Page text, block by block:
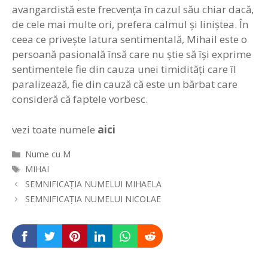
avangardistă este frecvenţa în cazul său chiar dacă,
de cele mai multe ori, prefera calmul şi liniştea. În
ceea ce priveşte latura sentimentală, Mihail este o
persoană pasională însă care nu ştie să îşi exprime
sentimentele fie din cauza unei timidităţi care îl
paralizează, fie din cauză că este un bărbat care
consideră că faptele vorbesc.
vezi toate numele aici
Categorii
Nume cu M
Etichete
MIHAI
Navigare
în
SEMNIFICAȚIA NUMELUI MIHAELA
SEMNIFICAȚIA NUMELUI NICOLAE